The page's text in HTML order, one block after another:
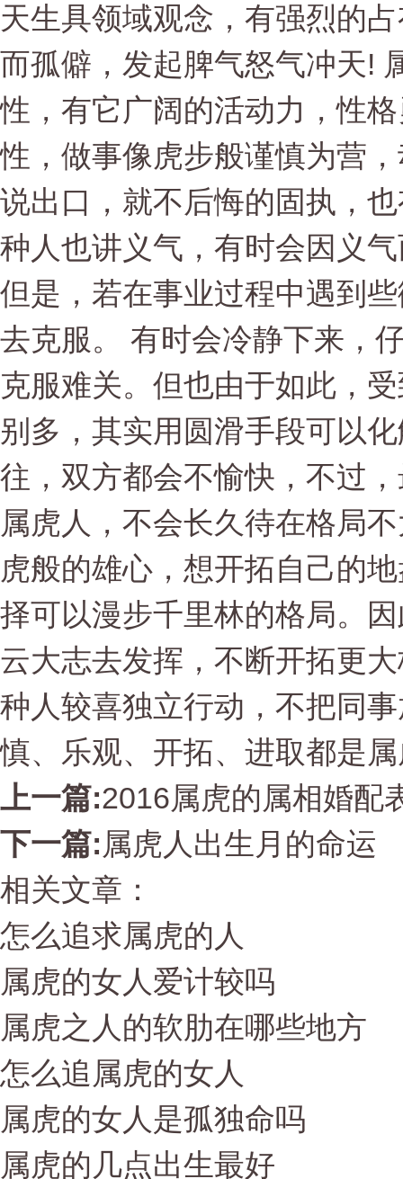
天生具领域观念，有强烈的
而孤僻，发起脾气怒气冲天!
性，有它广阔的活动力，性
性，做事像虎步般谨慎为营
说出口，就不后悔的固执，
种人也讲义气，有时会因义
但是，若在事业过程中遇到
去克服。 有时会冷静下来，
克服难关。但也由于如此，
别多，其实用圆滑手段可以
往，双方都会不愉快，不过
属虎人，不会长久待在格局
虎般的雄心，想开拓自己的
择可以漫步千里林的格局。
云大志去发挥，不断开拓更
种人较喜独立行动，不把同
慎、乐观、开拓、进取都是
上一篇:2016属虎的属相婚配
下一篇: 属虎人出生月的命运
相关文章：
怎么追求属虎的人
属虎的女人爱计较吗
属虎之人的软肋在哪些地方
怎么追属虎的女人
属虎的女人是孤独命吗
属虎的几点出生最好